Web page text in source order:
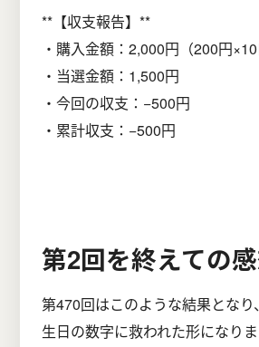
**【収支報告】**
・購入金額：2,000円（200円×10
・当選金額：1,500円
・今回の収支：−500円
・累計収支：−500円
第2回を終えての
第470回はこのような結果とな
生日の数字に救われた形になりま